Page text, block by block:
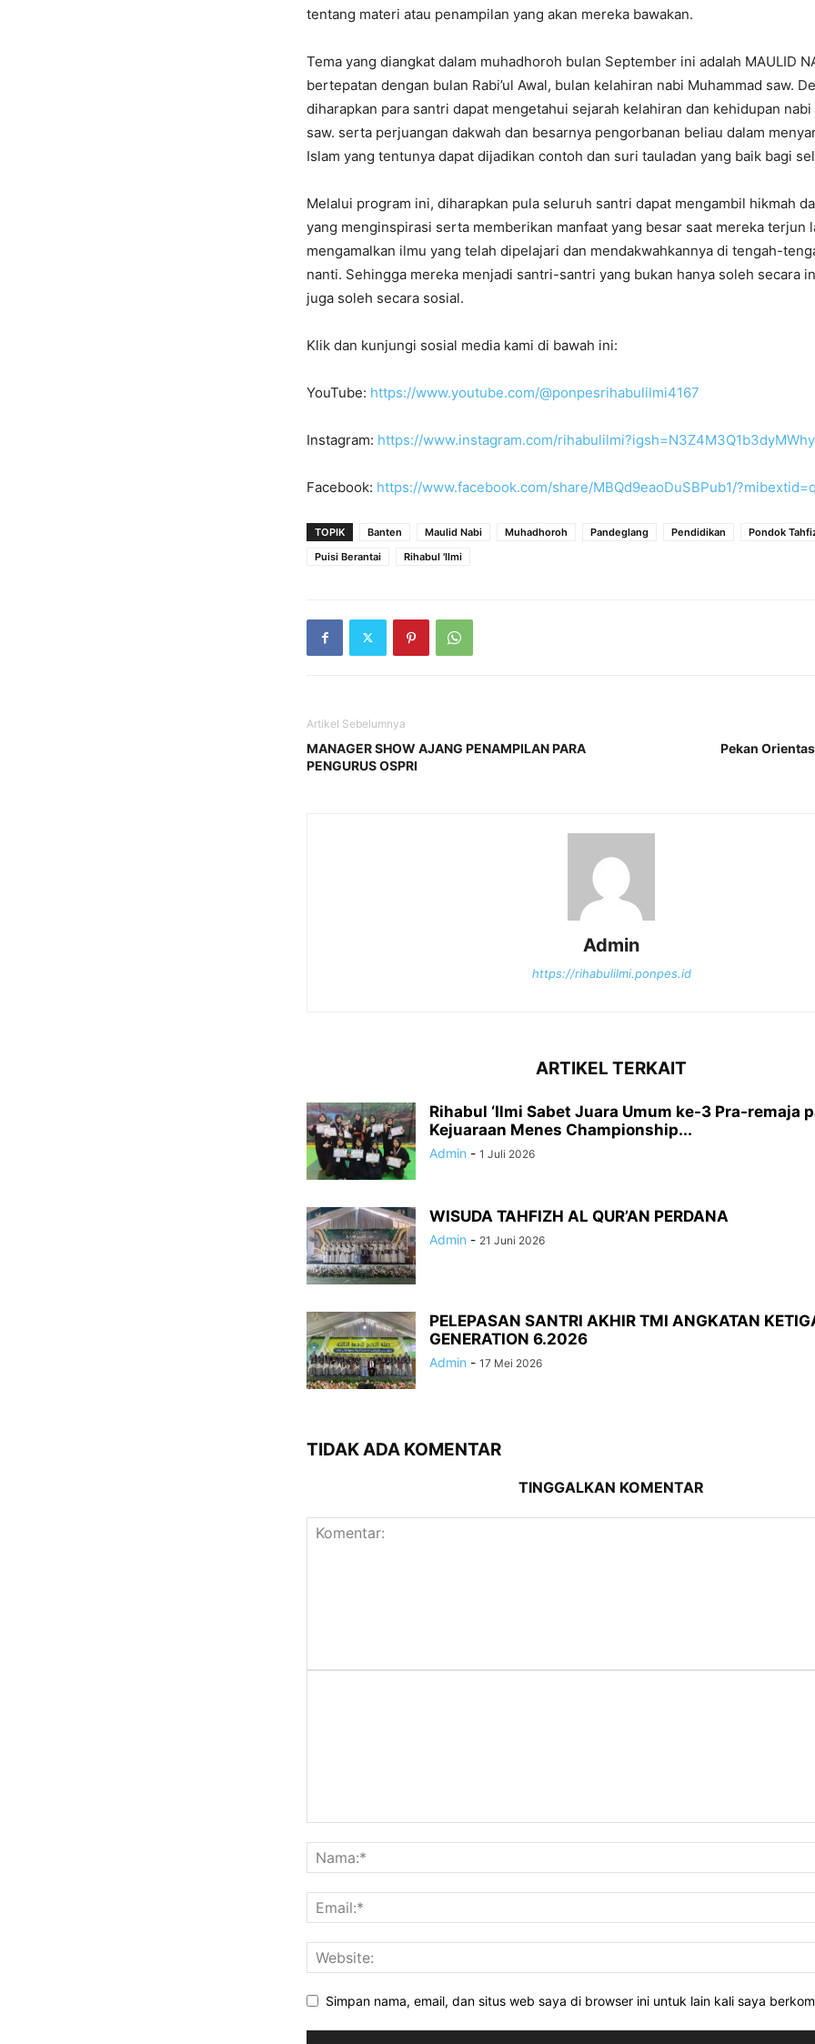
tentang materi atau penampilan yang akan mereka bawakan.
Tema yang diangkat dalam muhadhoroh bulan September ini adalah MAULID
bertepatan dengan bulan Rabi’ul Awal, bulan kelahiran nabi Muhammad saw.
diharapkan para santri dapat mengetahui sejarah kelahiran dan kehidupan nabi
saw. serta perjuangan dakwah dan besarnya pengorbanan beliau dalam
Islam yang tentunya dapat dijadikan contoh dan suri tauladan yang baik bagi
Melalui program ini, diharapkan pula seluruh santri dapat mengambil hikmah
yang menginspirasi serta memberikan manfaat yang besar saat mereka terjun
mengamalkan ilmu yang telah dipelajari dan mendakwahkannya di tengah-
nanti. Sehingga mereka menjadi santri-santri yang bukan hanya soleh secara
juga soleh secara sosial.
Klik dan kunjungi sosial media kami di bawah ini:
YouTube: https://www.youtube.com/@ponpesrihabulilmi4167
Instagram: https://www.instagram.com/rihabulilmi?igsh=N3Z4M3Q1b3dyMWhy
Facebook: https://www.facebook.com/share/MBQd9eaoDuSBPub1/
TOPIK Banten Maulid Nabi Muhadhoroh Pandeglang Pendidikan
Pondok
Puisi Berantai
Rihabul 'Ilmi
Artikel Sebelumnya
MANAGER SHOW AJANG PENAMPILAN PARA
PENGURUS OSPRI
Pekan
Admin
https://rihabulilmi.ponpes.id
ARTIKEL TERKAIT
Rihabul ‘Ilmi Sabet Juara Umum ke-3 Pra-remaja
Kejuaraan Menes Championship...
Admin - 1 Juli 2026
WISUDA TAHFIZH AL QUR’AN PERDANA
Admin - 21 Juni 2026
PELEPASAN SANTRI AKHIR TMI ANGKATAN
GENERATION 6.2026
Admin - 17 Mei 2026
TIDAK ADA KOMENTAR
TINGGALKAN KOMENTAR
Simpan nama, email, dan situs web saya di browser ini untuk lain kali saya